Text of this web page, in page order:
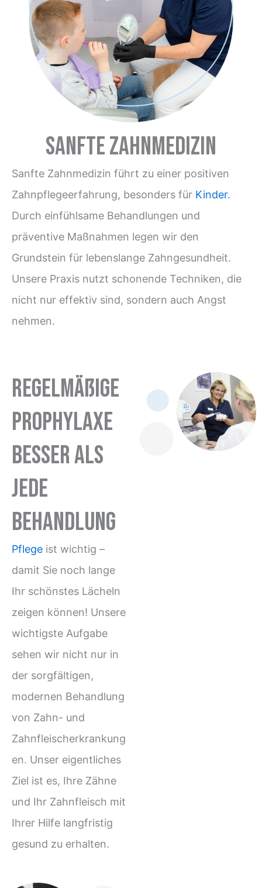
Sanfte Zahnmedizin
Sanfte Zahnmedizin führt zu einer positiven
Zahnpflegeerfahrung, besonders für Kinder.
Durch einfühlsame Behandlungen und
präventive Maßnahmen legen wir den
Grundstein für lebenslange Zahngesundheit.
Unsere Praxis nutzt schonende Techniken, die
nicht nur effektiv sind, sondern auch Angst
nehmen.
Regelmäßige
Prophylaxe
Besser als
jede
Behandlung
Pflege ist wichtig –
damit Sie noch lange
Ihr schönstes Lächeln
zeigen können! Unsere
wichtigste Aufgabe
sehen wir nicht nur in
der sorgfältigen,
modernen Behandlung
von Zahn- und
Zahnfleischerkrankung
en. Unser eigentliches
Ziel ist es, Ihre Zähne
und Ihr Zahnfleisch mit
Ihrer Hilfe langfristig
gesund zu erhalten.